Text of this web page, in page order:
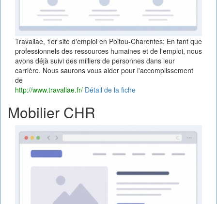
Travallae, 1er site d'emploi en Poitou-Charentes: En tant que
professionnels des ressources humaines et de l'emploi, nous
avons déjà suivi des milliers de personnes dans leur
carrière. Nous saurons vous aider pour l'accomplissement
de
http://www.travallae.fr/ Détail de la fiche
Mobilier CHR